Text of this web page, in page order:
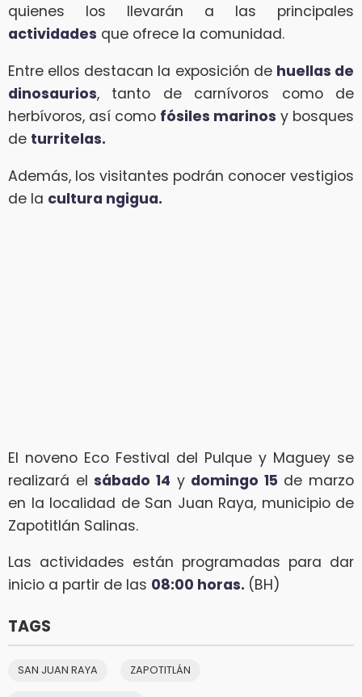
quienes los llevarán a las principales
actividades que ofrece la comunidad.
Entre ellos destacan la exposición de huellas de
dinosaurios, tanto de carnívoros como de
herbívoros, así como fósiles marinos y bosques
de turritelas.
Además, los visitantes podrán conocer vestigios
de la cultura ngigua.
El noveno Eco Festival del Pulque y Maguey se
realizará elsábado 14 y domingo 15 de marzo
en la localidad de San Juan Raya, municipio de
Zapotitlán Salinas.
Las actividades están programadas para dar
inicio a partir de las 08:00 horas. (BH)
TAGS
SAN JUAN RAYA ZAPOTITLÁN